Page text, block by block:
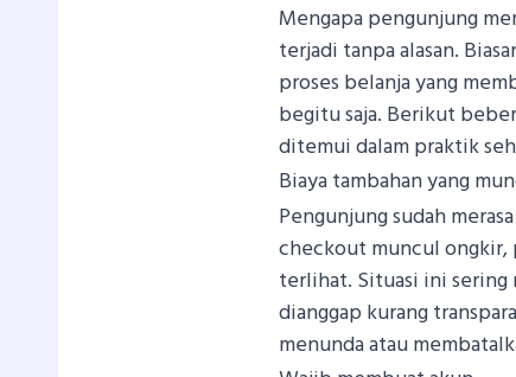
Mengapa pengunjung
terjadi tanpa alasan.
proses belanja yang
begitu saja. Berikut
ditemui dalam praktik
Biaya tambahan yang
Pengunjung sudah
checkout muncul ongkir,
terlihat. Situasi ini sering
dianggap kurang
menunda atau